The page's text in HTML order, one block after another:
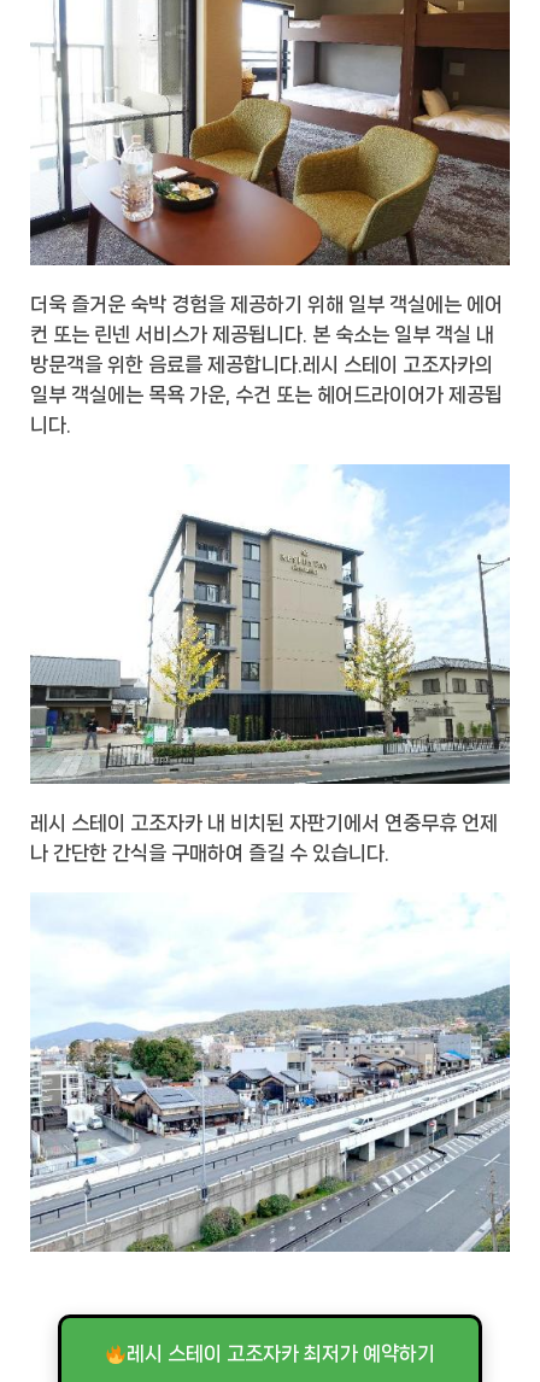
더욱 즐거운 숙박 경험을 제공하기 위해 일부 객실에는 에어
컨 또는 린넨 서비스가 제공됩니다. 본 숙소는 일부 객실 내
방문객을 위한 음료를 제공합니다.레시 스테이 고조자카의
일부 객실에는 목욕 가운, 수건 또는 헤어드라이어가 제공됩
니다.
레시 스테이 고조자카 내 비치된 자판기에서 연중무휴 언제
나 간단한 간식을 구매하여 즐길 수 있습니다.
레시 스테이 고조자카 최저가 예약하기